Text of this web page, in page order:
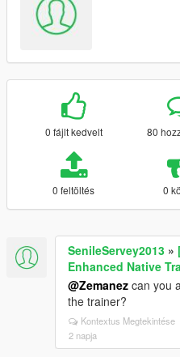
0 fájlt kedvelt 80
0 feltöltés 0
SenileServey2013 »
Enhanced Native
@Zemanez can you
the trainer?
Kontextus Megtekintése
2 napja